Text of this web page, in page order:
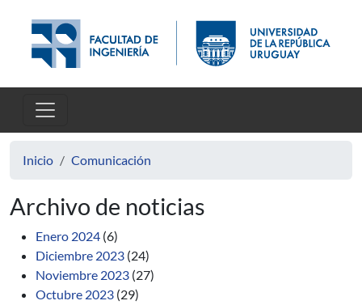
Inicio Comunicación
Archivo de noticias
Enero 2024 (6)
Diciembre 2023 (24)
Noviembre 2023 (27)
Octubre 2023 (29)